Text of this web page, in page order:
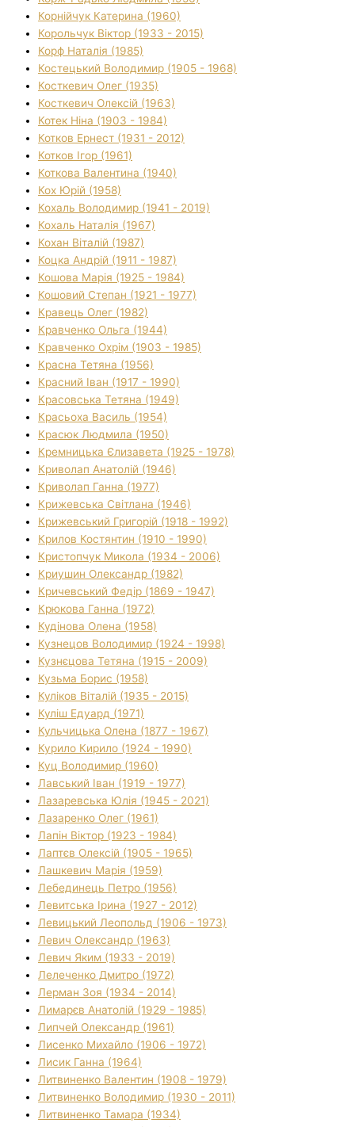
Корнійчук Катерина (1960)
Корольчук Віктор (1933 - 2015)
Корф Наталія (1985)
Костецький Володимир (1905 - 1968)
Косткевич Олег (1935)
Косткевич Олексій (1963)
Котек Ніна (1903 - 1984)
Котков Ернест (1931 - 2012)
Котков Ігор (1961)
Коткова Валентина (1940)
Кох Юрій (1958)
Кохаль Володимир (1941 - 2019)
Кохаль Наталія (1967)
Кохан Віталій (1987)
Коцка Андрій (1911 - 1987)
Кошова Марія (1925 - 1984)
Кошовий Степан (1921 - 1977)
Кравець Олег (1982)
Кравченко Ольга (1944)
Кравченко Охрім (1903 - 1985)
Красна Тетяна (1956)
Красний Іван (1917 - 1990)
Красовська Тетяна (1949)
Красьоха Василь (1954)
Красюк Людмила (1950)
Кремницька Єлизавета (1925 - 1978)
Криволап Анатолій (1946)
Криволап Ганна (1977)
Крижевська Світлана (1946)
Крижевський Григорій (1918 - 1992)
Крилов Костянтин (1910 - 1990)
Кристопчук Микола (1934 - 2006)
Криушин Олександр (1982)
Кричевський Федір (1869 - 1947)
Крюкова Ганна (1972)
Кудінова Олена (1958)
Кузнецов Володимир (1924 - 1998)
Кузнєцова Тетяна (1915 - 2009)
Кузьма Борис (1958)
Куліков Віталій (1935 - 2015)
Куліш Едуард (1971)
Кульчицька Олена (1877 - 1967)
Курило Кирило (1924 - 1990)
Куц Володимир (1960)
Лавський Іван (1919 - 1977)
Лазаревська Юлія (1945 - 2021)
Лазаренко Олег (1961)
Лапін Віктор (1923 - 1984)
Лаптєв Олексій (1905 - 1965)
Лашкевич Марія (1959)
Лебединець Петро (1956)
Левитська Ірина (1927 - 2012)
Левицький Леопольд (1906 - 1973)
Левич Олександр (1963)
Левич Яким (1933 - 2019)
Лелеченко Дмитро (1972)
Лерман Зоя (1934 - 2014)
Лимарєв Анатолій (1929 - 1985)
Липчей Олександр (1961)
Лисенко Михайло (1906 - 1972)
Лисик Ганна (1964)
Литвиненко Валентин (1908 - 1979)
Литвиненко Володимир (1930 - 2011)
Литвиненко Тамара (1934)